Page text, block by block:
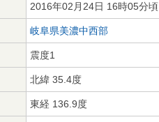
2016年02月24日 16時05分頃
岐阜県美濃中西部
震度1
北緯 35.4度
東経 136.9度